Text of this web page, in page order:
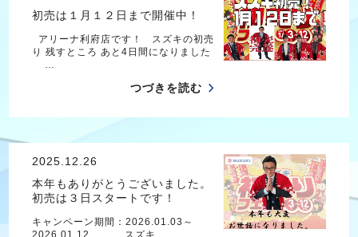
初売は１月１２日まで開催中！
アリーナ利府店です！ スズキの初売
り 残すところ あと4日間になりました
つづきを読む
2025.12.26
本年もありがとうございました。
初売は３日スタートです！
キャンペーン期間：2026.01.03～
2026.01.12 スズキ…